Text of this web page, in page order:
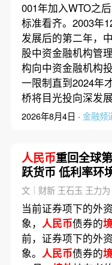
001年加入WTO之
标准看齐。2003年
发展后的第二年，
股中资金融机构管
构向中资金融机构
一限制直到2024年
桥将目光投向深
2026年8月4日 · 金融频
人民币重回全球
跃货币 低利率环
币 融资
文｜财新 王石玉 王力为
当前证券项下的外
象， 人民币债券的
前，证券项下的外
象。 人民币债券的